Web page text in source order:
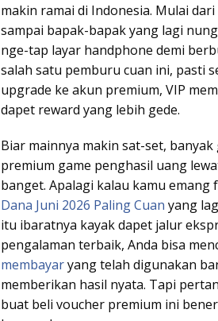
makin ramai di Indonesia. Mulai
sampai bapak-bapak yang lagi
nge-tap layar handphone demi
salah satu pemburu cuan ini, pasti
upgrade ke akun premium, VIP
dapet reward yang lebih gede.
Biar mainnya makin sat-set,
premium game penghasil uang
banget. Apalagi kalau kamu emang
Dana Juni 2026 Paling Cuan yang
itu ibaratnya kayak dapet jalur
pengalaman terbaik, Anda bisa
membayaryang telah digunakan
memberikan hasil nyata. Tapi
buat beli voucher premium ini